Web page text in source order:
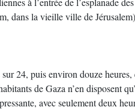
dans la vieille ville de
24, puis environ douze
de Gaza n’en disposent
avec seulement deux